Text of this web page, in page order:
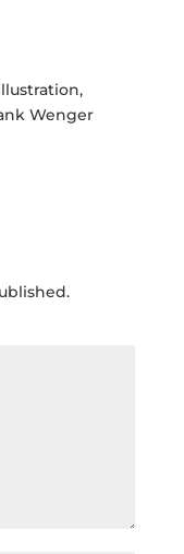
Wenger